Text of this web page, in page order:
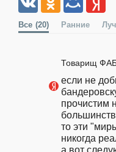
Все (20) Ранние
Товарищ
если не
прочистим
то эти
никогда
а вот